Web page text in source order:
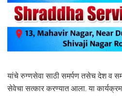
यांचे रुग्णसेवा साठी समर्पण तसेच देश व
सेवेचा सत्कार करण्यात आला. या